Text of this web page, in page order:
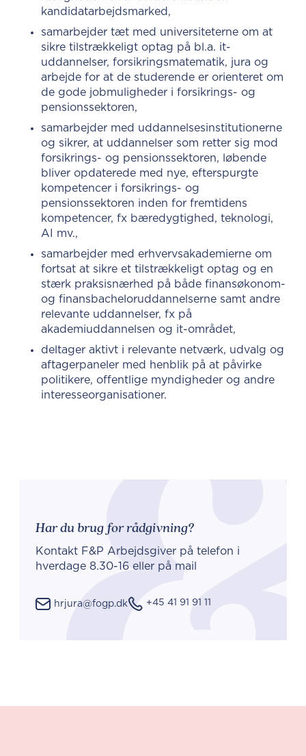
kandidatarbejdsmarked,
samarbejder tæt med universiteterne om at
sikre tilstrækkeligt optag på bl.a. it-
uddannelser, forsikringsmatematik, jura og
arbejde for at de studerende er orienteret om
de gode jobmuligheder i forsikrings- og
pensionssektoren,
samarbejder med uddannelsesinstitutionerne
og sikrer, at uddannelser som retter sig mod
forsikrings- og pensionssektoren, løbende
bliver opdaterede med nye, efterspurgte
kompetencer i forsikrings- og
pensionssektoren inden for fremtidens
kompetencer, fx bæredygtighed, teknologi,
AI mv.,
samarbejder med erhvervsakademierne om
fortsat at sikre et tilstrækkeligt optag og en
stærk praksisnærhed på både finansøkonom-
og finansbacheloruddannelserne samt andre
relevante uddannelser, fx på
akademiuddannelsen og it-området,
deltager aktivt i relevante netværk, udvalg og
aftagerpaneler med henblik på at påvirke
politikere, offentlige myndigheder og andre
interesseorganisationer.
Har du brug for rådgivning?
Kontakt F&P Arbejdsgiver på telefon i
hverdage 8.30-16 eller på mail
hrjura@fogp.dk +45 41 91 91 11